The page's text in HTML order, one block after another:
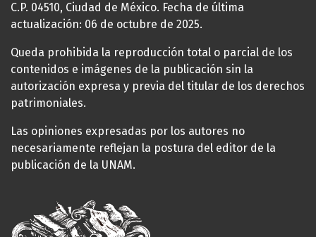
C.P. 04510, Ciudad de México. Fecha de última
actualización: 06 de octubre de 2025.
Queda prohibida la reproducción total o parcial de los
contenidos e imágenes de la publicación sin la
autorización expresa y previa del titular de los derechos
patrimoniales.
Las opiniones expresadas por los autores no
necesariamente reflejan la postura del editor de la
publicación de la UNAM.